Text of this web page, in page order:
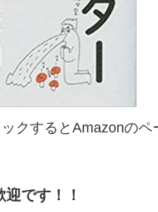
クするとAmazonのペ
です！！